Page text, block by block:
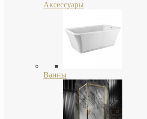
Аксессуары
Ванны